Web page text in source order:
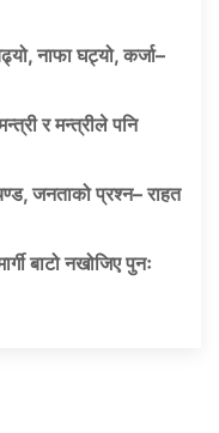
नाफा घट्यो, कर्जा–
र मन्त्रीले पनि
जनताको प्रश्न– राहत
बाटो नखोजिए पुनः